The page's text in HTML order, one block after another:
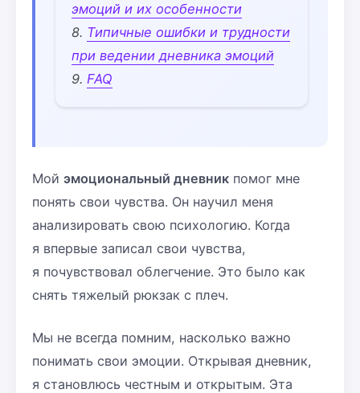
эмоций и их особенности
Типичные ошибки и трудности
при ведении дневника эмоций
FAQ
Мой эмоциональный дневник помог мне
понять свои чувства. Он научил меня
анализировать свою психологию. Когда
я впервые записал свои чувства,
я почувствовал облегчение. Это было как
снять тяжелый рюкзак с плеч.
Мы не всегда помним, насколько важно
понимать свои эмоции. Открывая дневник,
я становлюсь честным и открытым. Эта